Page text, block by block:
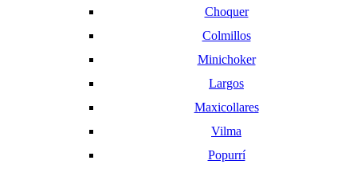
Choquer
Colmillos
Minichoker
Largos
Maxicollares
Vilma
Popurrí